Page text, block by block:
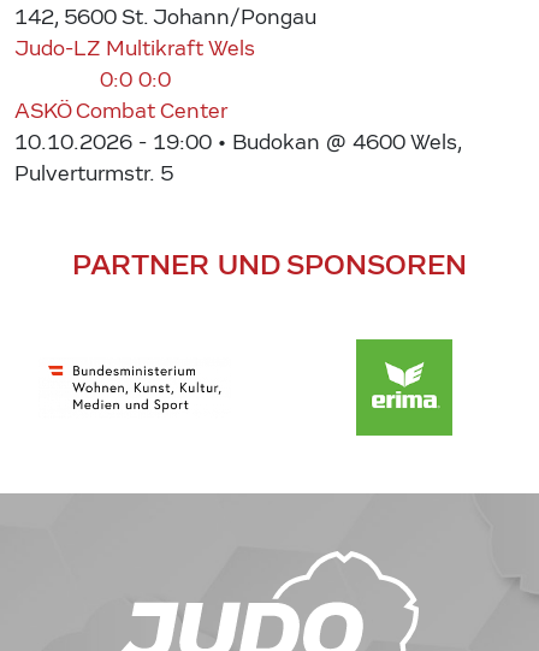
142, 5600 St. Johann/Pongau
Judo-LZ Multikraft Wels
0:0 0:0
ASKÖ Combat Center
10.10.2026 - 19:00 • Budokan @ 4600 Wels,
Pulverturmstr. 5
PARTNER UND SPONSOREN